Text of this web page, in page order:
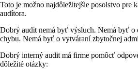
Toto je možno najdôležitejšie posolstvo pre
audítora.
Dobrý audit nemá byť výsluch. Nemá byť o
chybu. Nemá byť o vytváraní zbytočnej
Dobrý interný audit má firme pomôcť
dôležité otázky: